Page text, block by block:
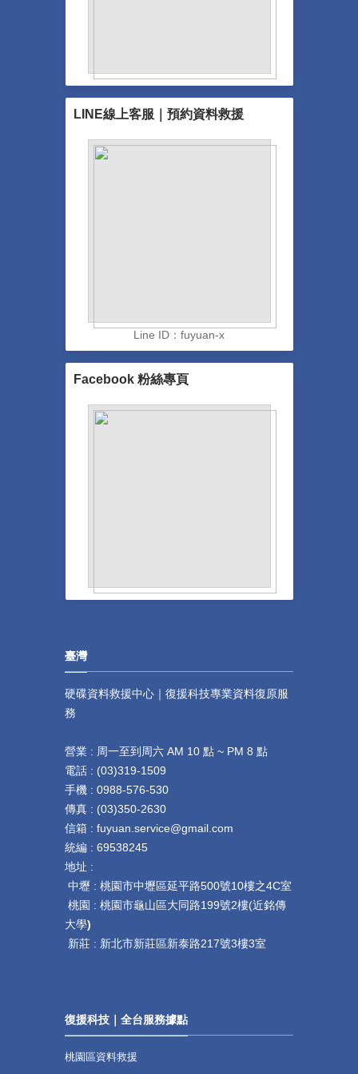
LINE線上客服｜預約資料救援
Line ID：fuyuan-x
Facebook 粉絲專頁
臺灣
硬碟資料救援中心｜復援科技專業資料復原服
務
營業 : 周一至到周六 AM 10 點 ~ PM 8 點
電話 : (03)319-1509
手機 : 0988-576-530
傳真 : (03)350-2630
信箱 : fuyuan.service@gmail.com
統編 : 69538245
地址 :
中壢 : 桃園市中壢區延平路500號10樓之4C室
桃園 : 桃園市龜山區大同路199號2樓(近銘傳
大學)
新莊 : 新北市新莊區新泰路217號3樓3室
復援科技｜全台服務據點
桃園區資料救援